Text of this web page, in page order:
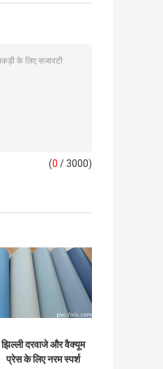
(0 / 3000)
झिल्ली दरवाजे और वैक्यूम
प्रेस के लिए नरम स्पर्श